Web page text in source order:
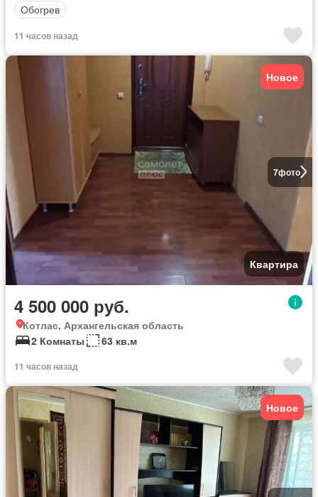
Обогрев
11 часов назад
7фото
Новое
Квартира
4 500 000 руб.
Котлас, Архангельская область
2 Комнаты
63 кв.м
11 часов назад
Новое